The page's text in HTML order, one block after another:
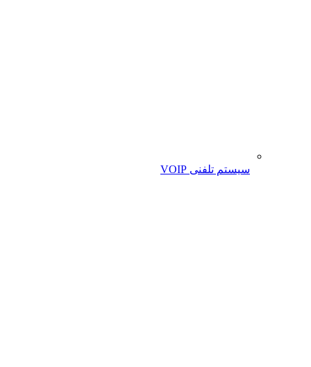
سیستم تلفنی VOIP